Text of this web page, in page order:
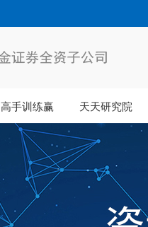
高手训练赢 天天研究院